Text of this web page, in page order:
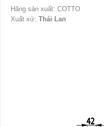
Hãng sản xuất: COTTO
Xuất xứ: Thái Lan